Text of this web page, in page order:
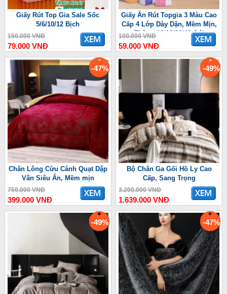
Giấy Rút Top Gia Sale Sốc
5/6/10/12 Bịch
150.000 VNĐ
79.000 VNĐ
Giấy Ăn Rút Topgia 3 Màu Cao
Cấp 4 Lớp Dày Dặn, Mềm Mịn,
Thùng 10/16/36/46 Gói
100.000 VNĐ
59.000 VNĐ
-47%
Chăn Lông Cừu Cánh Quạt Dập
Vân Siêu Ấn, Mềm mịn
750.000 VNĐ
399.000 VNĐ
-49%
Bộ Chăn Ga Gối Hồ Ly Cao
Cấp, Sang Trọng
3.200.000 VNĐ
1.639.000 VNĐ
-49% -47%